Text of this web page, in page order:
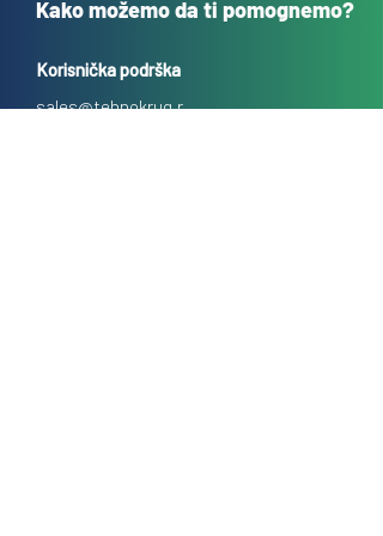
Kako možemo da ti pomognemo?
Korisnička podrška
sales@tehnokrug.r